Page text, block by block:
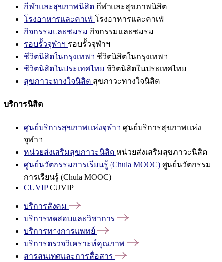
กีฬาและสุขภาพนิสิต กีฬาและสุขภาพนิสิต
โรงอาหารและคาเฟ่ โรงอาหารและคาเฟ่
กิจกรรมและชมรม กิจกรรมและชมรม
รอบรั้วจุฬาฯ รอบรั้วจุฬาฯ
ชีวิตนิสิตในกรุงเทพฯ ชีวิตนิสิตในกรุงเทพฯ
ชีวิตนิสิตในประเทศไทย ชีวิตนิสิตในประเทศไทย
สุขภาวะทางใจนิสิต สุขภาวะทางใจนิสิต
บริการนิสิต
ศูนย์บริการสุขภาพแห่งจุฬาฯ ศูนย์บริการสุขภาพแห่ง
จุฬาฯ
หน่วยส่งเสริมสุขภาวะนิสิต หน่วยส่งเสริมสุขภาวะนิสิต
ศูนย์นวัตกรรมการเรียนรู้ (Chula MOOC) ศูนย์นวัตกรรม
การเรียนรู้ (Chula MOOC)
CUVIPCUVIP
บริการสังคม
บริการทดสอบและวิชาการ
บริการทางการแพทย์
บริการตรวจวิเคราะห์คุณภาพ
สารสนเทศและการสื่อสาร